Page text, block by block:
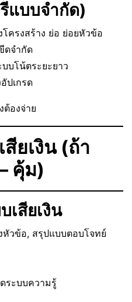
แบบจำกัด)
ครงสร้าง ย่อ ย่อยหัวข้อ
ดจำกัด
บโน้ตระยะยาว
ปเกรด
ต้องจ่าย
สียเงิน (ถ้า
คุ้ม)
เสียเงิน
หัวข้อ, สรุปแบบตอบโจทย์
ระบบความรู้